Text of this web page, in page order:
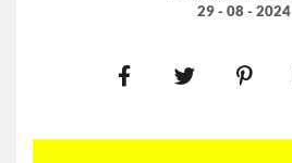
29 - 08 - 2024